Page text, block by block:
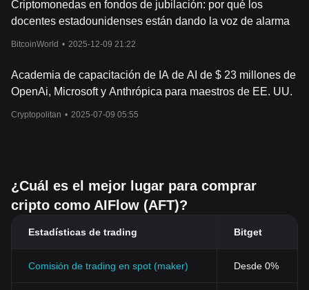
Criptomonedas en fondos de jubilación: por qué los
docentes estadounidenses están dando la voz de alarma
BitcoinWorld • 2025-12-09 21:22
Academia de capacitación de IA de AI de $ 23 millones de
OpenAi, Microsoft y Anthrópica para maestros de EE. UU.
Cryptopolitan • 2025-07-09 05:55
¿Cuál es el mejor lugar para comprar
cripto como AIFlow (AFT)?
Estadísticas de trading Bitget
Comisión de trading en spot (maker) Desde 0%